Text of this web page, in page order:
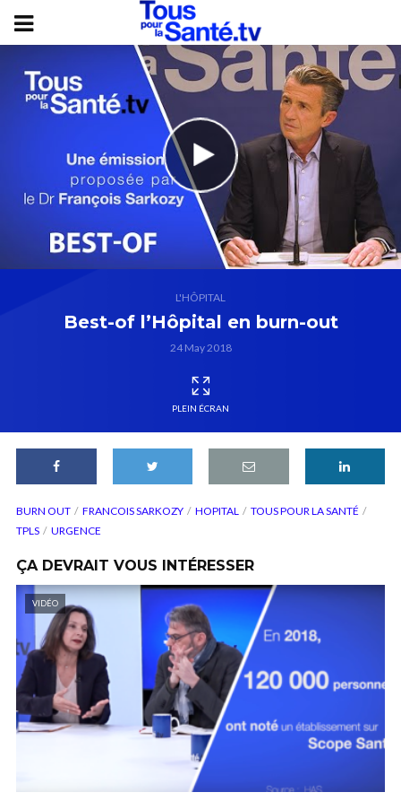
L'HÔPITAL
Best-of l’Hôpital en burn-out
24 May 2018
PLEIN ÉCRAN
BURN OUT FRANCOIS SARKOZY HOPITAL
TOUS POUR LA SANTÉ
TPLS
URGENCE
ÇA DEVRAIT VOUS INTÉRESSER
VIDÉO